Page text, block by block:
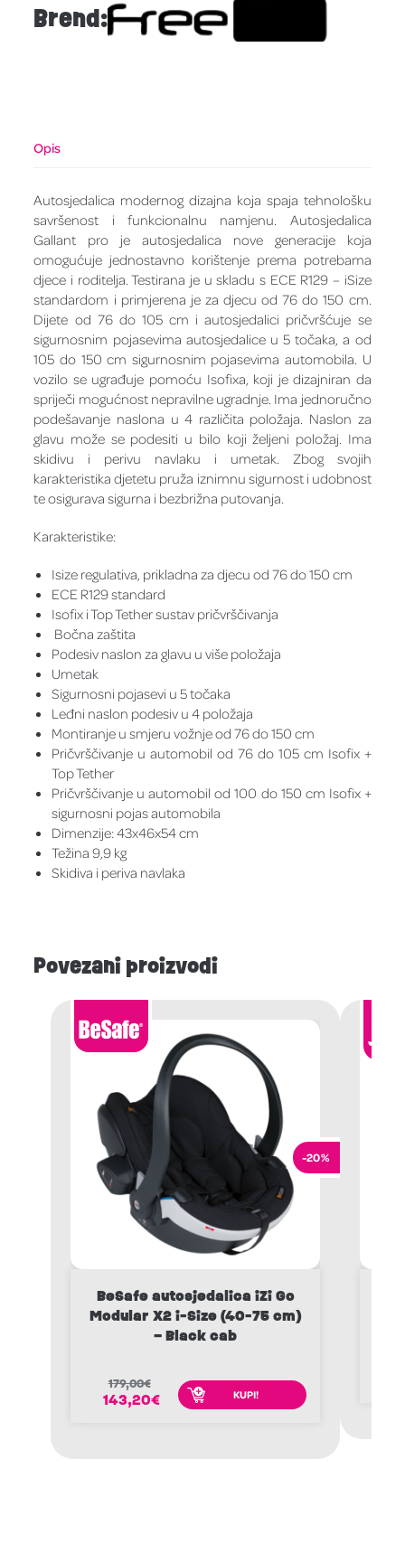
Brend:
Opis
Autosjedalica modernog dizajna koja spaja tehnološku
savršenost i funkcionalnu namjenu. Autosjedalica
Gallant pro je autosjedalica nove generacije koja
omogućuje jednostavno korištenje prema potrebama
djece i roditelja. Testirana je u skladu s ECE R129 – iSize
standardom i primjerena je za djecu od 76 do 150 cm.
Dijete od 76 do 105 cm i autosjedalici pričvršćuje se
sigurnosnim pojasevima autosjedalice u 5 točaka, a od
105 do 150 cm sigurnosnim pojasevima automobila. U
vozilo se ugrađuje pomoću Isofixa, koji je dizajniran da
spriječi mogućnost nepravilne ugradnje. Ima jednoručno
podešavanje naslona u 4 različita položaja. Naslon za
glavu može se podesiti u bilo koji željeni položaj. Ima
skidivu i perivu navlaku i umetak. Zbog svojih
karakteristika djetetu pruža iznimnu sigurnost i udobnost
te osigurava sigurna i bezbrižna putovanja.
Karakteristike:
Isize regulativa, prikladna za djecu od 76 do 150 cm
ECE R129 standard
Isofix i Top Tether sustav pričvrščivanja
Bočna zaštita
Podesiv naslon za glavu u više položaja
Umetak
Sigurnosni pojasevi u 5 točaka
Leđni naslon podesiv u 4 položaja
Montiranje u smjeru vožnje od 76 do 150 cm
Pričvrščivanje u automobil od 76 do 105 cm Isofix +
Top Tether
Pričvrščivanje u automobil od 100 do 150 cm Isofix +
sigurnosni pojas automobila
Dimenzije: 43x46x54 cm
Težina 9,9 kg
Skidiva i periva navlaka
Povezani proizvodi
-20%
BeSafe autosjedalica iZi Go
Modular X2 i-Size (40-75 cm)
– Black cab
179,00€
143,20€ KUPI!